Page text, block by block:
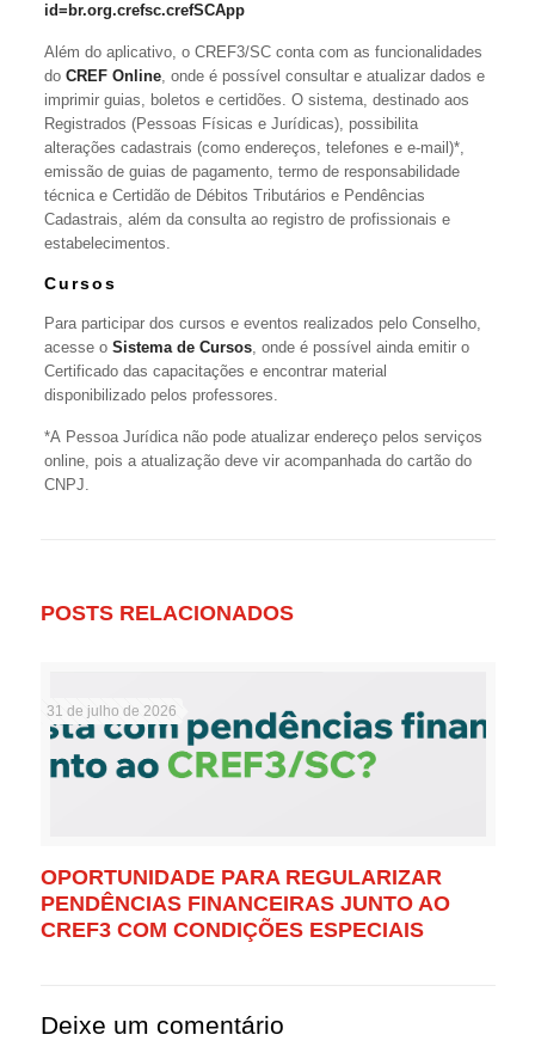
id=br.org.crefsc.crefSCApp
Além do aplicativo, o CREF3/SC conta com as funcionalidades
doCREF Online, onde é possível consultar e atualizar dados e
imprimir guias, boletos e certidões. O sistema, destinado aos
Registrados (Pessoas Físicas e Jurídicas), possibilita
alterações cadastrais (como endereços, telefones e e-mail)*,
emissão de guias de pagamento, termo de responsabilidade
técnica e Certidão de Débitos Tributários e Pendências
Cadastrais, além da consulta ao registro de profissionais e
estabelecimentos.
Cursos
Para participar dos cursos e eventos realizados pelo Conselho,
acesse oSistema de Cursos, onde é possível ainda emitir o
Certificado das capacitações e encontrar material
disponibilizado pelos professores.
*A Pessoa Jurídica não pode atualizar endereço pelos serviços
online, pois a atualização deve vir acompanhada do cartão do
CNPJ.
POSTS RELACIONADOS
31 de julho de 2026
OPORTUNIDADE PARA REGULARIZAR
PENDÊNCIAS FINANCEIRAS JUNTO AO
CREF3 COM CONDIÇÕES ESPECIAIS
Deixe um comentário